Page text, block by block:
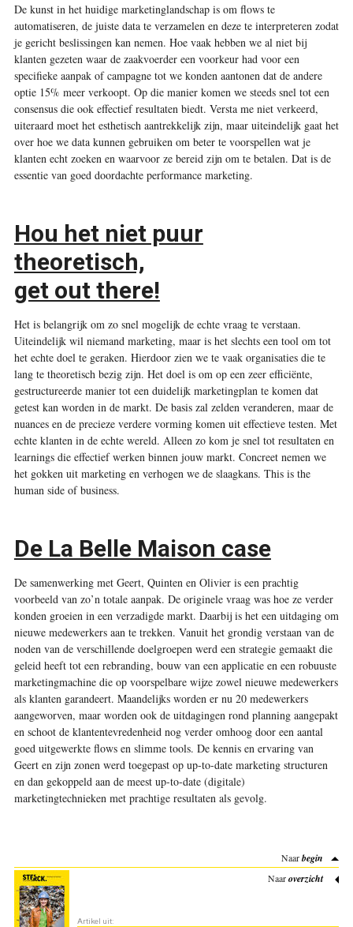
De kunst in het huidige marketinglandschap is om flows te
automatiseren, de juiste data te verzamelen en deze te interpreteren zodat
je gericht beslissingen kan nemen. Hoe vaak hebben we al niet bij
klanten gezeten waar de zaakvoerder een voorkeur had voor een
specifieke aanpak of campagne tot we konden aantonen dat de andere
optie 15% meer verkoopt. Op die manier komen we steeds snel tot een
consensus die ook effectief resultaten biedt. Versta me niet verkeerd,
uiteraard moet het esthetisch aantrekkelijk zijn, maar uiteindelijk gaat het
over hoe we data kunnen gebruiken om beter te voorspellen wat je
klanten echt zoeken en waarvoor ze bereid zijn om te betalen. Dat is de
essentie van goed doordachte performance marketing.
Hou het niet puur
theoretisch,
get out there!
Het is belangrijk om zo snel mogelijk de echte vraag te verstaan.
Uiteindelijk wil niemand marketing, maar is het slechts een tool om tot
het echte doel te geraken. Hierdoor zien we te vaak organisaties die te
lang te theoretisch bezig zijn. Het doel is om op een zeer efficiënte,
gestructureerde manier tot een duidelijk marketingplan te komen dat
getest kan worden in de markt. De basis zal zelden veranderen, maar de
nuances en de precieze verdere vorming komen uit effectieve testen. Met
echte klanten in de echte wereld. Alleen zo kom je snel tot resultaten en
learnings die effectief werken binnen jouw markt. Concreet nemen we
het gokken uit marketing en verhogen we de slaagkans. This is the
human side of business.
De La Belle Maison case
De samenwerking met Geert, Quinten en Olivier is een prachtig
voorbeeld van zo’n totale aanpak. De originele vraag was hoe ze verder
konden groeien in een verzadigde markt. Daarbij is het een uitdaging om
nieuwe medewerkers aan te trekken. Vanuit het grondig verstaan van de
noden van de verschillende doelgroepen werd een strategie gemaakt die
geleid heeft tot een rebranding, bouw van een applicatie en een robuuste
marketingmachine die op voorspelbare wijze zowel nieuwe medewerkers
als klanten garandeert. Maandelijks worden er nu 20 medewerkers
aangeworven, maar worden ook de uitdagingen rond planning aangepakt
en schoot de klantentevredenheid nog verder omhoog door een aantal
goed uitgewerkte flows en slimme tools. De kennis en ervaring van
Geert en zijn zonen werd toegepast op up-to-date marketing structuren
en dan gekoppeld aan de meest up-to-date (digitale)
marketingtechnieken met prachtige resultaten als gevolg.
Naarbegin
Naaroverzicht
Artikel uit: